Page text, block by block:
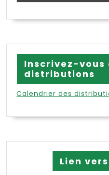
Inscrivez-vous
distributions
Calendrier des
Lien